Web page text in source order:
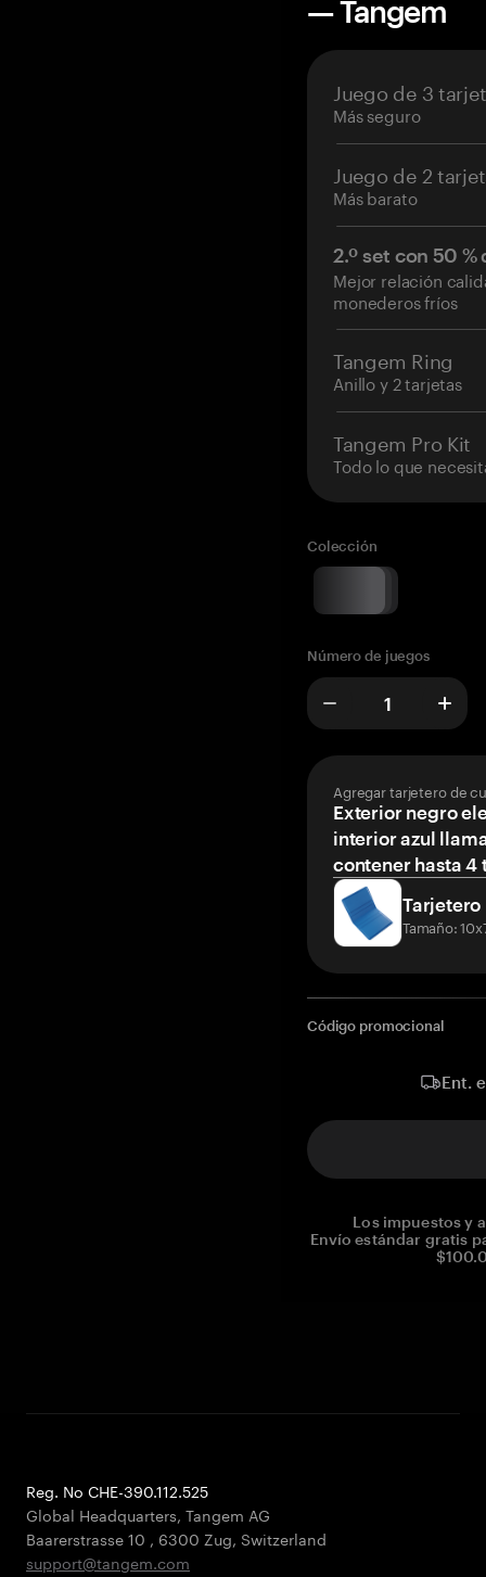
— Tangem
Juego de 3
Más seguro
Juego de 2
Más barato
2.º set con 50
Mejor relación
monederos fríos
Tangem Ring
Anillo y 2 tarjetas
Tangem Pro Kit
Todo lo que
Colección
Número de juegos
Agregar tarjetero de
Exterior negro
interior azul
contener hasta 4
Tarjetero
Tamaño:
Código promocional
Ent.
Los impuestos y
Envío estándar gratis
Reg. No CHE-390.112.525
Global Headquarters, Tangem AG
Baarerstrasse 10 , 6300 Zug, Switzerland
support@tangem.com